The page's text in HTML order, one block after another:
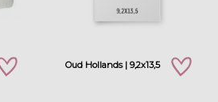
zet op verlanglijstje
Oud Hollands | 9,2x13,5
zet op